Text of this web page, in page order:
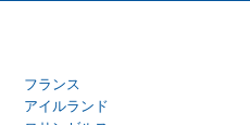
フランス
アイルランド